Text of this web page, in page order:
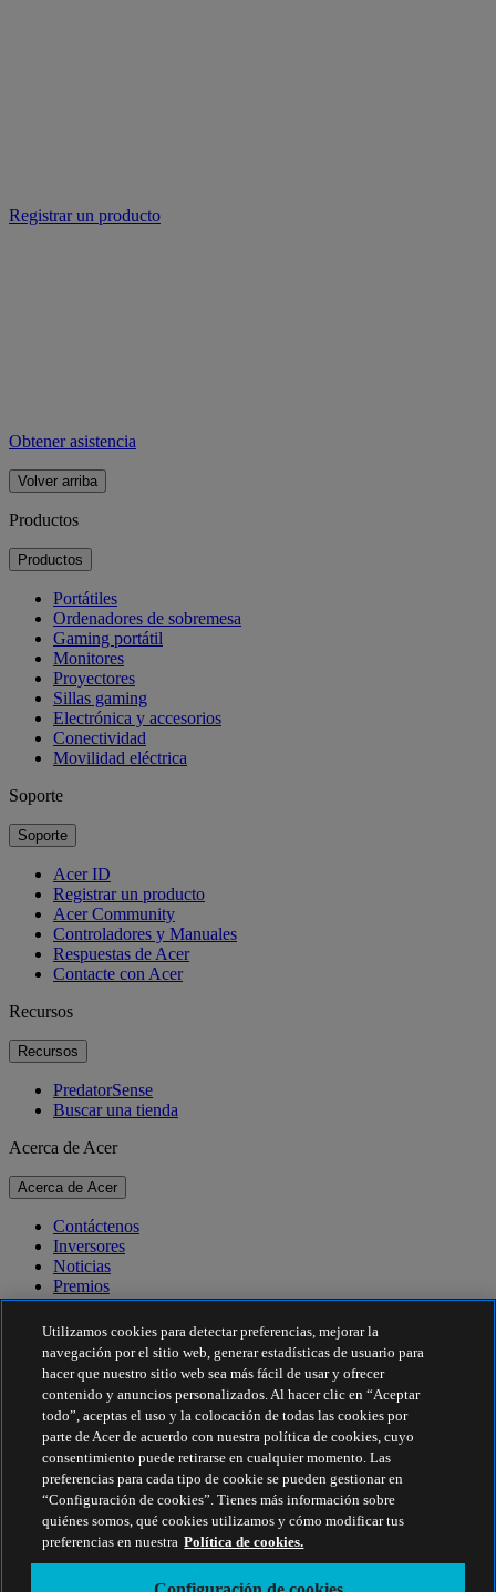
Registrar un producto
Obtener asistencia
Volver arriba
Productos
Productos
Portátiles
Ordenadores de sobremesa
Gaming portátil
Monitores
Proyectores
Sillas gaming
Electrónica y accesorios
Conectividad
Movilidad eléctrica
Soporte
Soporte
Acer ID
Registrar un producto
Acer Community
Controladores y Manuales
Respuestas de Acer
Contacte con Acer
Recursos
Recursos
PredatorSense
Buscar una tienda
Acerca de Acer
Acerca de Acer
Contáctenos
Inversores
Noticias
Premios
Eventos
Sostenibilidad
Sostenibilidad
Responsabilidad social corporativa
Huella de carbono de los productos
Project Humanity
Earthion
Política de privacidad
Política sobre cookies
Aviso legal
Información legal adicional
Utilizamos cookies para detectar preferencias, mejorar la
navegación por el sitio web, generar estadísticas de usuario para
hacer que nuestro sitio web sea más fácil de usar y ofrecer
contenido y anuncios personalizados. Al hacer clic en “Aceptar
todo”, aceptas el uso y la colocación de todas las cookies por
parte de Acer de acuerdo con nuestra política de cookies, cuyo
consentimiento puede retirarse en cualquier momento. Las
preferencias para cada tipo de cookie se pueden gestionar en
“Configuración de cookies”. Tienes más información sobre
quiénes somos, qué cookies utilizamos y cómo modificar tus
preferencias en nuestra Política de cookies.